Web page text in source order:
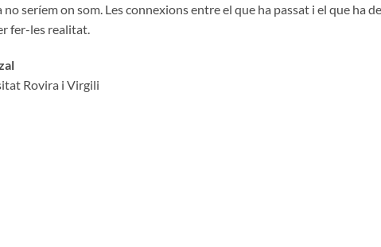
no seríem on som. Les connexions entre el que ha passat i el que ha
fer-les realitat.
Rovira i Virgili